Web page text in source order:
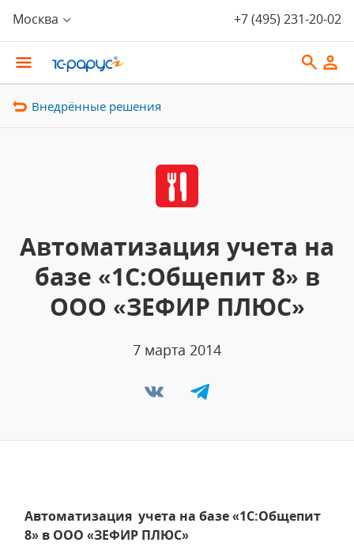
Москва +7 (495) 231-20-02
Внедрённые решения
Автоматизация учета на
базе «1С:Общепит 8» в
ООО «ЗЕФИР ПЛЮС»
7 марта 2014
Автоматизация учета на базе «1С:Общепит
8» в ООО «ЗЕФИР ПЛЮС»